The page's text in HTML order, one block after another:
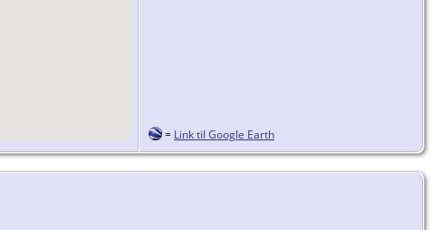
= Link til Google Earth